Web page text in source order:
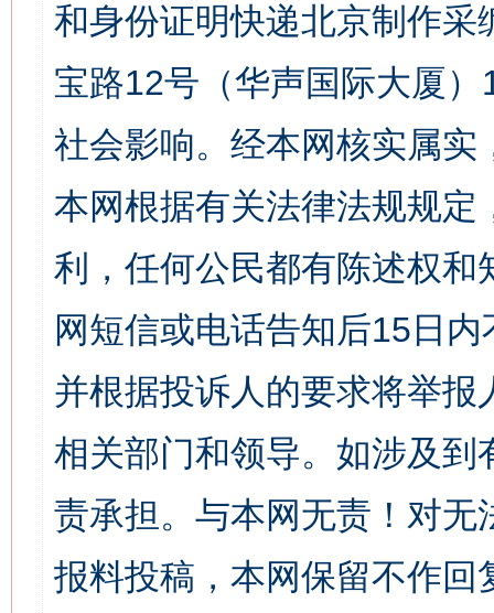
和身份证明快递北京制作
宝路12号（华声国际大厦
社会影响。经本网核实属
本网根据有关法律法规规
利，任何公民都有陈述权
网短信或电话告知后15日
并根据投诉人的要求将举
相关部门和领导。如涉及
责承担。与本网无责！对
报料投稿，本网保留不作